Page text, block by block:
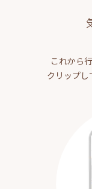
これから
クリップし